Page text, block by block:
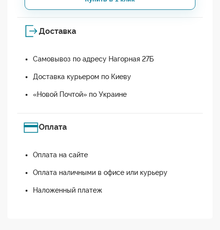
Доставка
Самовывоз по адресу Нагорная 27Б
Доставка курьером по Киеву
«Новой Почтой» по Украине
Оплата
Оплата на сайте
Оплата наличными в офисе или курьеру
Наложенный платеж